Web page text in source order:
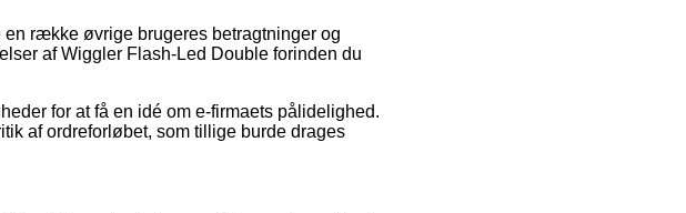
række øvrige brugeres betragtninger og
af Wiggler Flash-Led Double forinden du
for at få en idé om e-firmaets pålidelighed.
af ordreforløbet, som tillige burde drages